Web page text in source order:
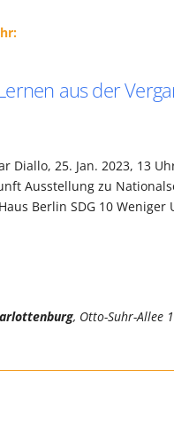
aus der
Diallo, 25. Jan. 2023, 13
Ausstellung zu
Berlin SDG 10 Weniger
, Otto-Suhr-Allee